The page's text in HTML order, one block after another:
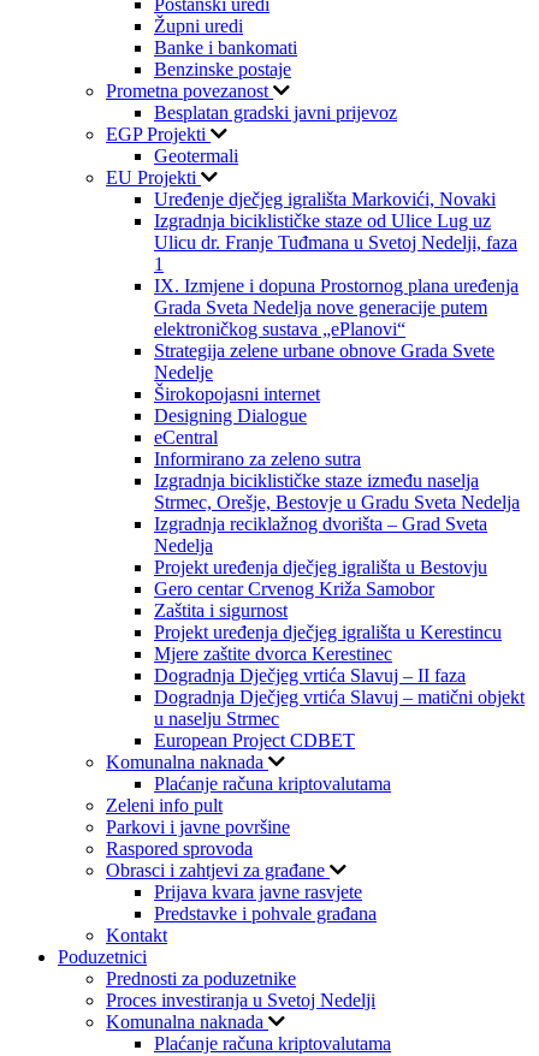
Župni uredi
Banke i bankomati
Benzinske postaje
Prometna povezanost
Besplatan gradski javni prijevoz
EGP Projekti
Geotermali
EU Projekti
Uređenje dječjeg igrališta Markovići, Novaki
Izgradnja biciklističke staze od Ulice Lug uz
Ulicu dr. Franje Tuđmana u Svetoj Nedelji, faza
1
IX. Izmjene i dopuna Prostornog plana uređenja
Grada Sveta Nedelja nove generacije putem
elektroničkog sustava „ePlanovi“
Strategija zelene urbane obnove Grada Svete
Nedelje
Širokopojasni internet
Designing Dialogue
eCentral
Informirano za zeleno sutra
Izgradnja biciklističke staze između naselja
Strmec, Orešje, Bestovje u Gradu Sveta Nedelja
Izgradnja reciklažnog dvorišta – Grad Sveta
Nedelja
Projekt uređenja dječjeg igrališta u Bestovju
Gero centar Crvenog Križa Samobor
Zaštita i sigurnost
Projekt uređenja dječjeg igrališta u Kerestincu
Mjere zaštite dvorca Kerestinec
Dogradnja Dječjeg vrtića Slavuj – II faza
Dogradnja Dječjeg vrtića Slavuj – matični objekt
u naselju Strmec
European Project CDBET
Komunalna naknada
Plaćanje računa kriptovalutama
Zeleni info pult
Parkovi i javne površine
Raspored sprovoda
Obrasci i zahtjevi za građane
Prijava kvara javne rasvjete
Predstavke i pohvale građana
Kontakt
Poduzetnici
Prednosti za poduzetnike
Proces investiranja u Svetoj Nedelji
Komunalna naknada
Plaćanje računa kriptovalutama